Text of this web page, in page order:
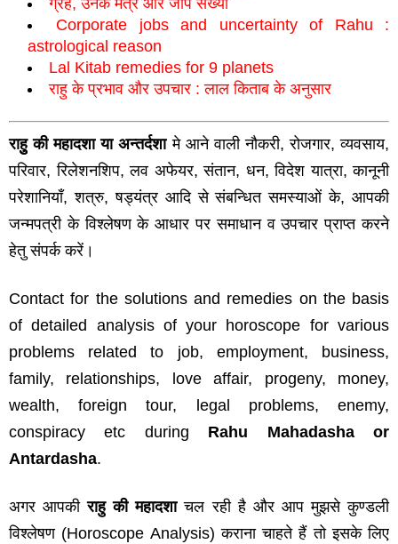
ग्रह, उनके मंत्र और जाप संख्या
Corporate jobs and uncertainty of Rahu :
astrological reason
Lal Kitab remedies for 9 planets
राहु के प्रभाव और उपचार : लाल किताब के अनुसार
राहुु की महादशा या अन्तर्दशामे आने वाली नौकरी, रोजगार, व्यवसाय,
परिवार, रिलेशनशिप, लव अफेयर, संतान, धन, विदेश यात्रा, कानूनी
परेशानियाँ, शत्रु, षड्यंत्र आदि से संबन्धित समस्याओं के, आपकी
जन्मपत्री के विश्लेषण के आधार पर समाधान व उपचार प्राप्त करने
हेतु संपर्क करें।
Contact for the solutions and remedies on the basis
of detailed analysis of your horoscope for various
problems related to job, employment, business,
family, relationships, love affair, progeny, money,
wealth, foreign tour, legal problems, enemy,
conspiracy etc during Rahu Mahadasha or
Antardasha.
अगर आपकीराहु की महादशाचल रही है और आप मुझसे कुण्‍डली
विश्‍लेषण (Horoscope Analysis) कराना चाहते हैं तो इसके लिए